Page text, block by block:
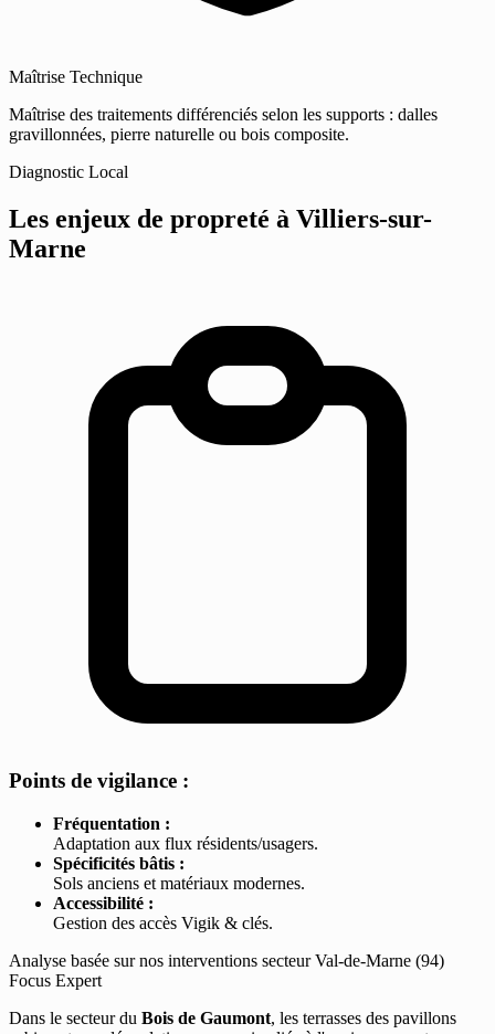
Maîtrise Technique
Maîtrise des traitements différenciés selon les supports : dalles
gravillonnées, pierre naturelle ou bois composite.
Diagnostic Local
Les enjeux de propreté à Villiers-sur-
Marne
Points de vigilance :
Fréquentation :
Adaptation aux flux résidents/usagers.
Spécificités bâtis :
Sols anciens et matériaux modernes.
Accessibilité :
Gestion des accès Vigik & clés.
Analyse basée sur nos interventions secteur Val-de-Marne (94)
Focus Expert
Dans le secteur du Bois de Gaumont, les terrasses des pavillons